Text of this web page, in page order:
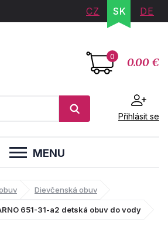
CZ SK DE
0 0.00 €
Přihlásit se
MENU
Dievčenská obuv
651-31-a2 detská obuv do vody